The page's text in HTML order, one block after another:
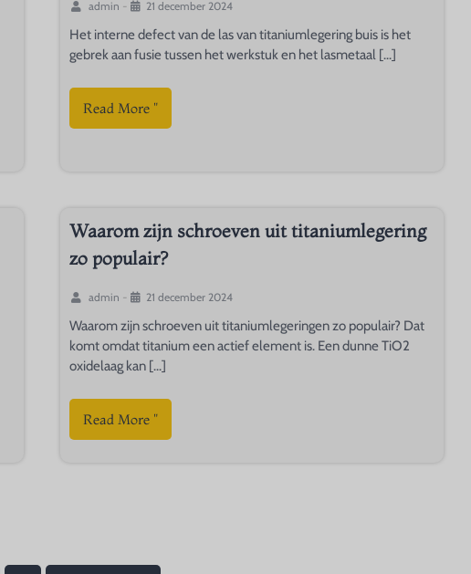
admin - 21 december 2024
Het interne defect van de las van titaniumlegering buis is het
gebrek aan fusie tussen het werkstuk en het lasmetaal [...]
Read More "
Waarom zijn schroeven uit titaniumlegering
zo populair?
admin - 21 december 2024
Waarom zijn schroeven uit titaniumlegeringen zo populair? Dat
komt omdat titanium een actief element is. Een dunne TiO2
oxidelaag kan [...]
Read More "